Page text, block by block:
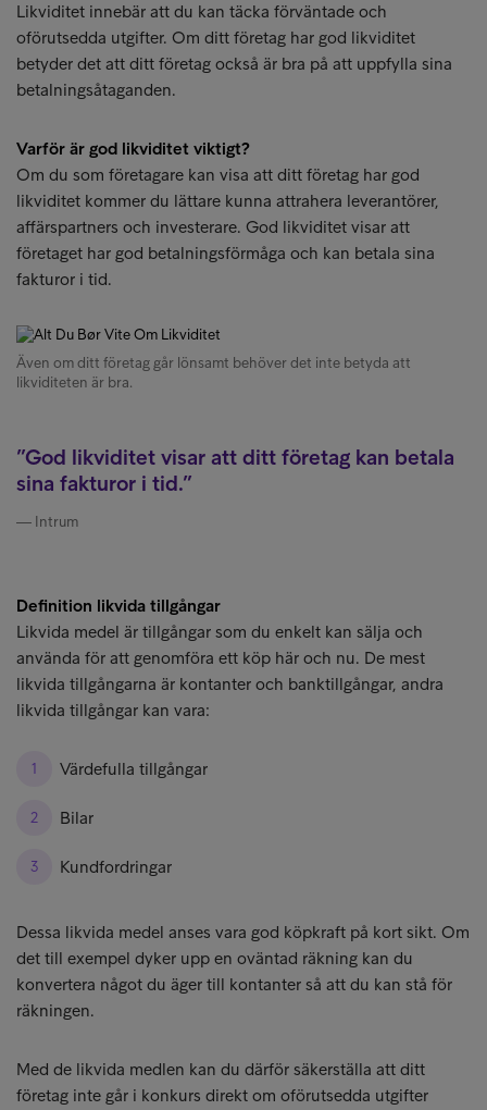
Likviditet innebär att du kan täcka förväntade och
oförutsedda utgifter. Om ditt företag har god likviditet
betyder det att ditt företag också är bra på att uppfylla sina
betalningsåtaganden.
Varför är god likviditet viktigt?
Om du som företagare kan visa att ditt företag har god
likviditet kommer du lättare kunna attrahera leverantörer,
affärspartners och investerare. God likviditet visar att
företaget har god betalningsförmåga och kan betala sina
fakturor i tid.
Även om ditt företag går lönsamt behöver det inte betyda att
likviditeten är bra.
God likviditet visar att ditt företag kan betala
sina fakturor i tid.
Intrum
Definition likvida tillgångar
Likvida medel är tillgångar som du enkelt kan sälja och
använda för att genomföra ett köp här och nu. De mest
likvida tillgångarna är kontanter och banktillgångar, andra
likvida tillgångar kan vara:
Värdefulla tillgångar
Bilar
Kundfordringar
Dessa likvida medel anses vara god köpkraft på kort sikt. Om
det till exempel dyker upp en oväntad räkning kan du
konvertera något du äger till kontanter så att du kan stå för
räkningen.
Med de likvida medlen kan du därför säkerställa att ditt
företag inte går i konkurs direkt om oförutsedda utgifter